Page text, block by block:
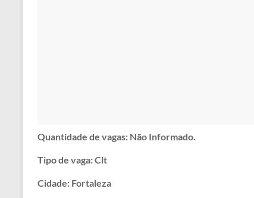
Quantidade de vagas: Não Informado.
Tipo de vaga: Clt
Cidade: Fortaleza